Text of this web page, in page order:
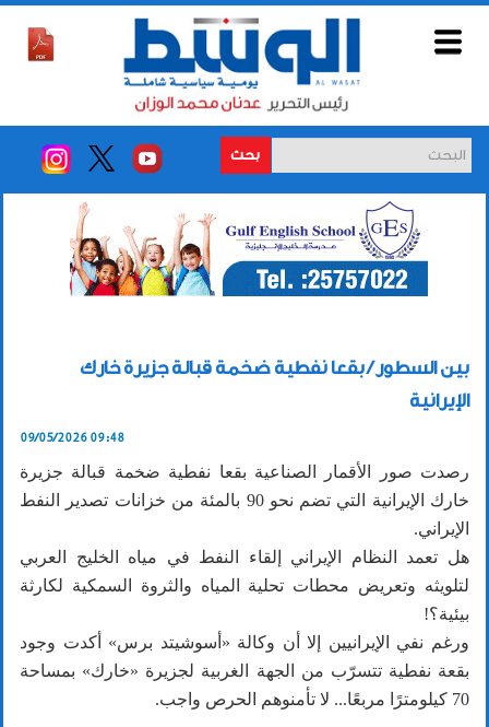
بحث
بين السطور / بقعا نفطية ضخمة قبالة جزيرة خارك
الإيرانية
09/05/2026 09:48
رصدت صور الأقمار الصناعية بقعا نفطية ضخمة قبالة جزيرة
خارك الإيرانية التي تضم نحو 90 بالمئة من خزانات تصدير النفط
الإيراني.
هل تعمد النظام الإيراني إلقاء النفط في مياه الخليج العربي
لتلويثه وتعريض محطات تحلية المياه والثروة السمكية لكارثة
بيئية؟!
ورغم نفي الإيرانيين إلا أن وكالة «أسوشيتد برس» أكدت وجود
بقعة نفطية تتسرّب من الجهة الغربية لجزيرة «خارك» بمساحة
70 كيلومترًا مربعًا... لا تأمنوهم الحرص واجب.